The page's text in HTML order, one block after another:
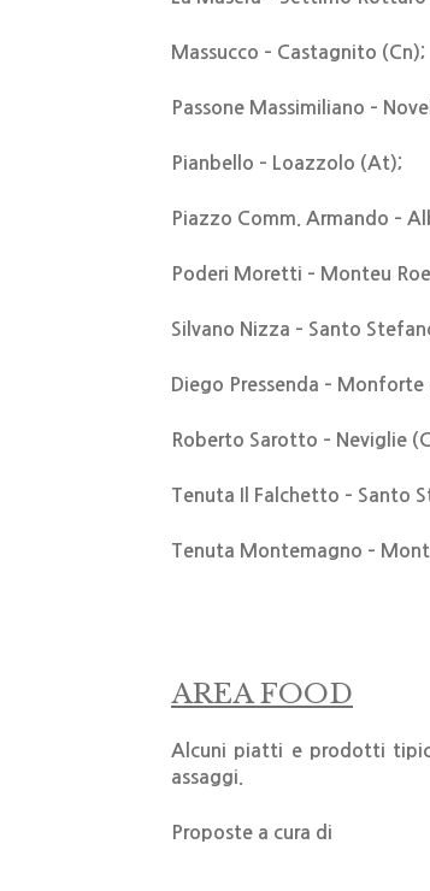
Massucco – Castagnito (Cn);
Passone Massimiliano –
Pianbello – Loazzolo (At);
Piazzo Comm. Armando –
Poderi Moretti – Monteu
Silvano Nizza – Santo
Diego Pressenda – Monforte
Roberto Sarotto – Neviglie
Tenuta Il Falchetto – Santo
Tenuta Montemagno –
AREA FOOD
Alcuni piatti e prodotti
assaggi.
Proposte a cura di